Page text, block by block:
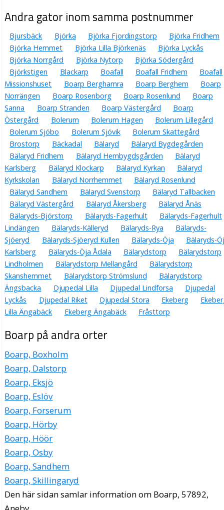
Andra gator inom samma postnummer
Bjursbäck Björka Björka Fjordingstorp
Björka Fridhem
Björka Hemmet
Björka Lilla Björkenäs
Björka Lyckås
Björka Norrgård
Björka Nytorp
Björka Södergård
Björkstigen
Blackarp Boafall Boafall Fridhem
Boafall
Missionshuset
Boarp Berghamra Boarp Berghem
Boarp
Norrängen
Boarp Rosenborg Boarp Rosenlund
Boarp
Sanna
Boarp Stranden Boarp Västergård
Boarp
Östergård
Bolerum Bolerum Hagen
Bolerum Lillegård
Bolerum Sjöbo
Bolerum Sjövik
Bolerum Skattegård
Brostorp
Bäckadal Bälaryd
Bälaryd Bygdegården
Bälaryd Fridhem
Bälaryd Hembygdsgården
Bälaryd
Karlsberg
Bälaryd Klockarp Bälaryd Kyrkan
Bälaryd
Kyrkskolan
Bälaryd Norrhemmet
Bälaryd Rosenlund
Bälaryd Sandhem
Bälaryd Svenstorp
Bälaryd Tallbacken
Bälaryd Västergård
Bälaryd Åkersberg
Bälaryd Ånäs
Bälaryds-Björstorp
Bälaryds-Fagerhult
Bälaryds-Fagerhult
Lindängen
Bälaryds-Källeryd Bälaryds-Rya
Bälaryds-
Sjöeryd
Bälaryds-Sjöeryd Kullen Bälaryds-Öja
Bälaryds-
Karlsberg
Bälaryds-Öja Ådala Bälarydstorp
Bälarydstorp
Lindholmen
Bälarydstorp Mellangård
Bälarydstorp
Skanshemmet
Bälarydstorp Strömslund
Bälarydstorp
Ängsbacka
Djupedal Lilla Djupedal Lindforsa
Djupedal
Lyckås
Djupedal Riket Djupedal Stora Ekeberg
Lilla Ängabäck
Ekeberg Ängabäck Fråsttorp
Boarp på andra orter
Boarp, Boxholm
Boarp, Dalstorp
Boarp, Eksjö
Boarp, Eslöv
Boarp, Forserum
Boarp, Hörby
Boarp, Höör
Boarp, Osby
Boarp, Sandhem
Boarp, Skillingaryd
Den här sidan samlar information om Boarp, 57892,